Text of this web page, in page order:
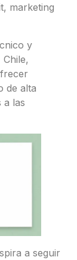
marketing
y
de alta
a las
a seguir